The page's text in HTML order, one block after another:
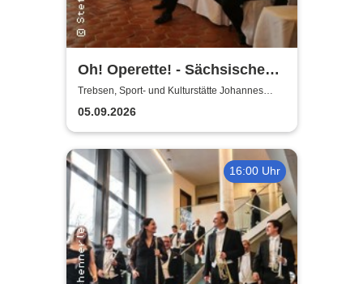
Oh! Operette! - Sächsische
Bläserphilharmonie
Trebsen, Sport- und Kulturstätte Johannes
Wiede
05.09.2026
16:00 Uhr